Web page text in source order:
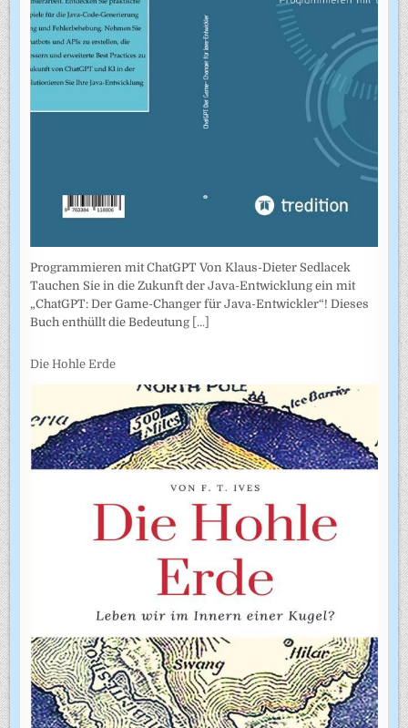
Programmieren mit ChatGPT Von Klaus-Dieter Sedlacek
Tauchen Sie in die Zukunft der Java-Entwicklung ein mit
„ChatGPT: Der Game-Changer für Java-Entwickler“! Dieses
Buch enthüllt die Bedeutung [...]
Die Hohle Erde